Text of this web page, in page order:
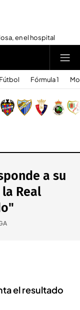
en el hospital
Fútbol Fórmula 1
a su
Real
el resultado